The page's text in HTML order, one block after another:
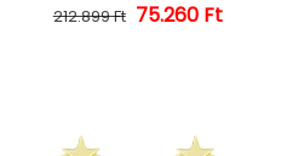
ár Normál ár
212.899 Ft 75.260 Ft